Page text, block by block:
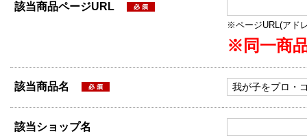
該当商品ページURL
※ページURL(アド
※同一商
該当商品名
該当ショップ名